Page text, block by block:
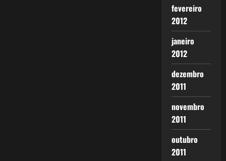
fevereiro
2012
janeiro
2012
dezembro
2011
novembro
2011
outubro
2011